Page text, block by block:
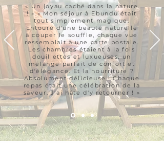
« Un joyau caché dans la nature
! » « Mon séjour à Ebundu était
tout simplement magique.
Entouré d'une beauté naturelle
à couper le souffle, chaque vue
ressemblait à une carte postale.
Les chambres étaient à la fois
douillettes et luxueuses, un
mélange parfait de confort et
d'élégance. Et la nourriture ?
Absolument délicieuse ! Chaque
repas était une célébration de la
saveur. J'ai hâte d'y retourner ! »